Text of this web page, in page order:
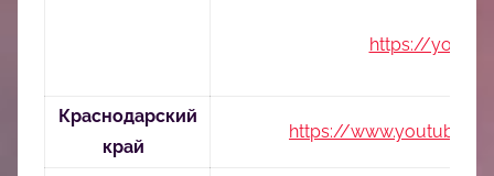
https://
Краснодарский
край
https://